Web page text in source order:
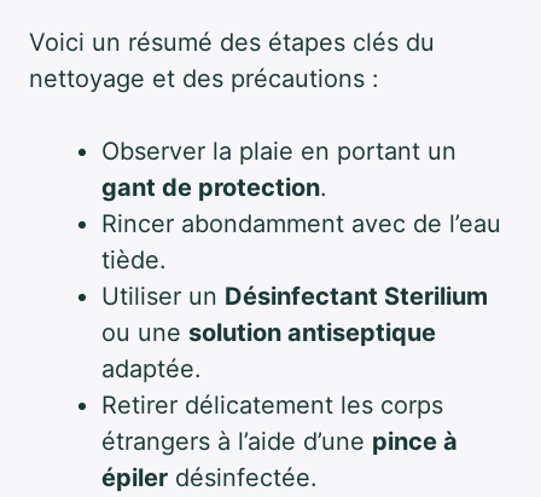
Voici un résumé des étapes clés du
nettoyage et des précautions :
Observer la plaie en portant un
gant de protection.
Rincer abondamment avec de l’eau
tiède.
Utiliser un Désinfectant Sterilium
ou une solution antiseptique
adaptée.
Retirer délicatement les corps
étrangers à l’aide d’une pince à
épiler désinfectée.